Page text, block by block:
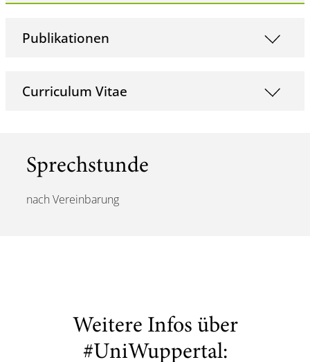
Publikationen
Curriculum Vitae
Sprechstunde
nach Vereinbarung
Weitere Infos über
#UniWuppertal: